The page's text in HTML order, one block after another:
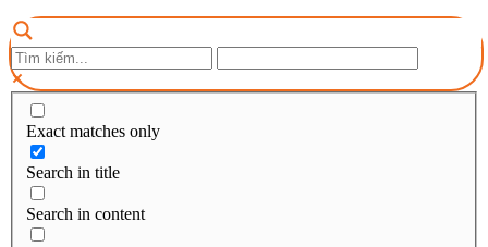
Exact matches only
Search in title
Search in content